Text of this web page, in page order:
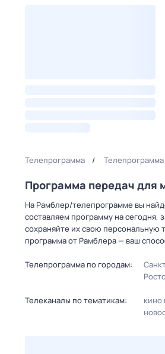
Телепрограмма
Программа передач для
На Рамблер/телепрограмме вы
составляем программу на сегодня,
сохраняйте их свою персональную
программа от Рамблера — ваш
Телепрограмма по городам:
Телеканалы по тематикам: кино